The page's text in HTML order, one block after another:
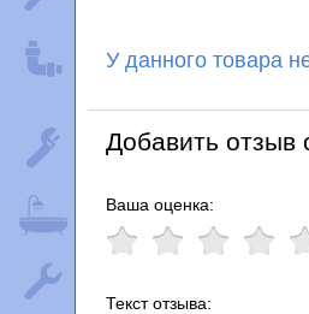
У данного товара
Добавить отзыв
Ваша оценка:
Текст отзыва: